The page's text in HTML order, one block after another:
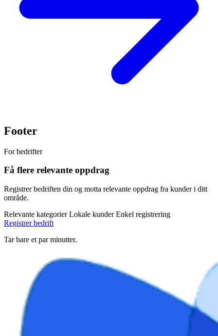
Footer
For bedrifter
Få flere relevante oppdrag
Registrer bedriften din og motta relevante oppdrag fra kunder i ditt
område.
Relevante kategorierLokale kunderEnkel registrering
Registrer bedrift
Tar bare et par minutter.